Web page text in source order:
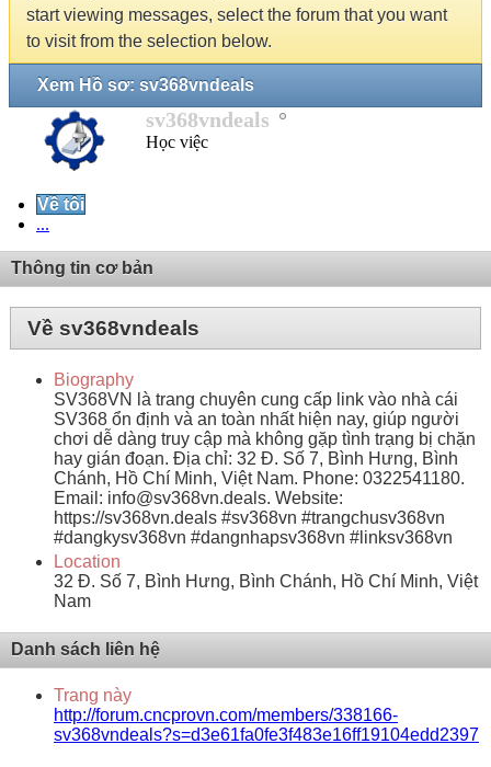
start viewing messages, select the forum that you want
to visit from the selection below.
Xem Hồ sơ: sv368vndeals
sv368vndeals
Học việc
Về tôi
...
Thông tin cơ bản
Về sv368vndeals
Biography
SV368VN là trang chuyên cung cấp link vào nhà cái
SV368 ổn định và an toàn nhất hiện nay, giúp người
chơi dễ dàng truy cập mà không gặp tình trạng bị chặn
hay gián đoạn. Địa chỉ: 32 Đ. Số 7, Bình Hưng, Bình
Chánh, Hồ Chí Minh, Việt Nam. Phone: 0322541180.
Email: info@sv368vn.deals. Website:
https://sv368vn.deals #sv368vn #trangchusv368vn
#dangkysv368vn #dangnhapsv368vn #linksv368vn
Location
32 Đ. Số 7, Bình Hưng, Bình Chánh, Hồ Chí Minh, Việt
Nam
Danh sách liên hệ
Trang này
http://forum.cncprovn.com/members/338166-
sv368vndeals?s=d3e61fa0fe3f483e16ff19104edd2397